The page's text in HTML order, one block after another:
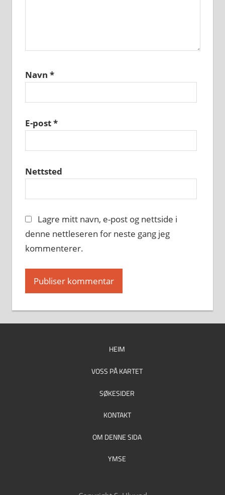
Navn *
E-post*
Nettsted
Lagre mitt navn, e-post og nettside i
denne nettleseren for neste gang jeg
kommenterer.
HEIM
VOSS PÅ KARTET
SØKESIDER
KONTAKT
OM DENNE SIDA
YMSE